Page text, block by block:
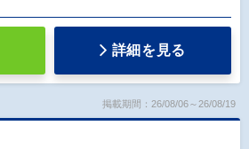
詳細を見る
掲載期間：26/08/06～26/08/19